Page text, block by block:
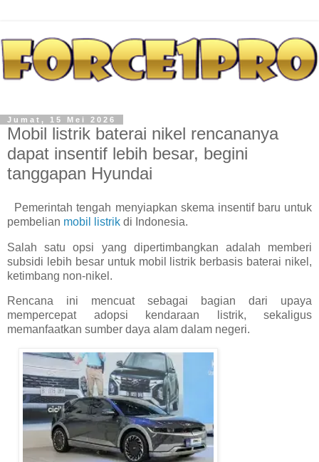
Jumat, 15 Mei 2026
Mobil listrik baterai nikel rencananya
dapat insentif lebih besar, begini
tanggapan Hyundai
Pemerintah tengah menyiapkan skema insentif baru untuk
pembelian mobil listrik di Indonesia.
Salah satu opsi yang dipertimbangkan adalah memberi
subsidi lebih besar untuk mobil listrik berbasis baterai nikel,
ketimbang non-nikel.
Rencana ini mencuat sebagai bagian dari upaya
mempercepat adopsi kendaraan listrik, sekaligus
memanfaatkan sumber daya alam dalam negeri.